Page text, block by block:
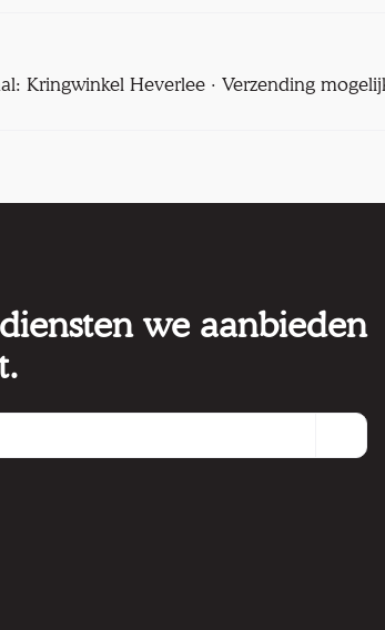
Kringwinkel Heverlee · Verzending
we aanbieden